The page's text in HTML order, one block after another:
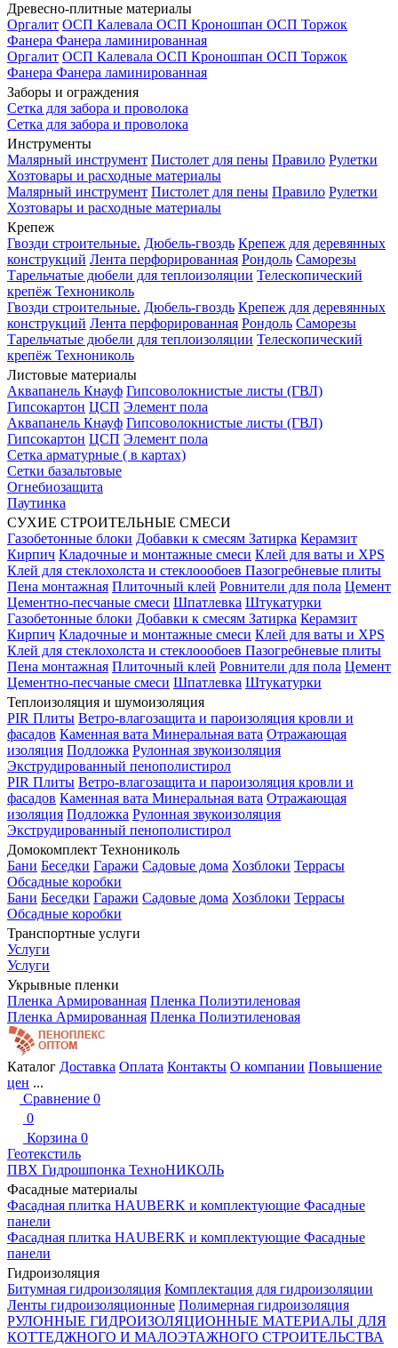
Древесно-плитные материалы
Оргалит ОСП Калевала ОСП Кроношпан ОСП Торжок
Фанера Фанера ламинированная
Оргалит ОСП Калевала ОСП Кроношпан ОСП Торжок
Фанера Фанера ламинированная
Заборы и ограждения
Сетка для забора и проволока
Сетка для забора и проволока
Инструменты
Малярный инструмент Пистолет для пены Правило Рулетки
Хозтовары и расходные материалы
Малярный инструмент Пистолет для пены Правило Рулетки
Хозтовары и расходные материалы
Крепеж
Гвозди строительные. Дюбель-гвоздь Крепеж для деревянных
конструкций Лента перфорированная Рондоль Саморезы
Тарельчатые дюбели для теплоизоляции Телескопический
крепёж Технониколь
Гвозди строительные. Дюбель-гвоздь Крепеж для деревянных
конструкций Лента перфорированная Рондоль Саморезы
Тарельчатые дюбели для теплоизоляции Телескопический
крепёж Технониколь
Листовые материалы
Аквапанель Кнауф Гипсоволокнистые листы (ГВЛ)
Гипсокартон ЦСП Элемент пола
Аквапанель Кнауф Гипсоволокнистые листы (ГВЛ)
Гипсокартон ЦСП Элемент пола
Сетка арматурные ( в картах)
Сетки базальтовые
Огнебиозащита
Паутинка
СУХИЕ СТРОИТЕЛЬНЫЕ СМЕСИ
Газобетонные блоки Добавки к смесям Затирка Керамзит
Кирпич Кладочные и монтажные смеси Клей для ваты и XPS
Клей для стеклохолста и стеклоообоев Пазогребневые плиты
Пена монтажная Плиточный клей Ровнители для пола Цемент
Цементно-песчаные смеси Шпатлевка Штукатурки
Газобетонные блоки Добавки к смесям Затирка Керамзит
Кирпич Кладочные и монтажные смеси Клей для ваты и XPS
Клей для стеклохолста и стеклоообоев Пазогребневые плиты
Пена монтажная Плиточный клей Ровнители для пола Цемент
Цементно-песчаные смеси Шпатлевка Штукатурки
Теплоизоляция и шумоизоляция
PIR Плиты Ветро-влагозащита и пароизоляция кровли и
фасадов Каменная вата Минеральная вата Отражающая
изоляция Подложка Рулонная звукоизоляция
Экструдированный пенополистирол
PIR Плиты Ветро-влагозащита и пароизоляция кровли и
фасадов Каменная вата Минеральная вата Отражающая
изоляция Подложка Рулонная звукоизоляция
Экструдированный пенополистирол
Домокомплект Технониколь
Бани Беседки Гаражи Садовые дома Хозблоки Террасы
Обсадные коробки
Бани Беседки Гаражи Садовые дома Хозблоки Террасы
Обсадные коробки
Транспортные услуги
Услуги
Услуги
Укрывные пленки
Пленка Армированная Пленка Полиэтиленовая
Пленка Армированная Пленка Полиэтиленовая
Каталог Доставка Оплата Контакты О компании Повышение
цен ...
Сравнение 0
0
Корзина 0
Геотекстиль
ПВХ Гидрошпонка ТехноНИКОЛЬ
Фасадные материалы
Фасадная плитка HAUBERK и комплектующие Фасадные
панели
Фасадная плитка HAUBERK и комплектующие Фасадные
панели
Гидроизоляция
Битумная гидроизоляция Комплектация для гидроизоляции
Ленты гидроизоляционные Полимерная гидроизоляция
РУЛОННЫЕ ГИДРОИЗОЛЯЦИОННЫЕ МАТЕРИАЛЫ ДЛЯ
КОТТЕДЖНОГО И МАЛОЭТАЖНОГО СТРОИТЕЛЬСТВА